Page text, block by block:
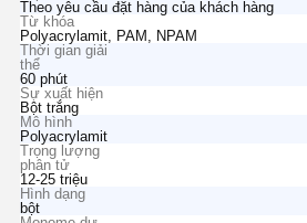
Theo yêu cầu đặt hàng của khách hàng
Từ khóa
Polyacrylamit, PAM, NPAM
Thời gian giải
thể
60 phút
Sự xuất hiện
Bột trắng
Mô hình
Polyacrylamit
Trọng lượng
phân tử
12-25 triệu
Hình dạng
bột